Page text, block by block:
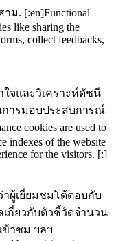
. [:en]Functional
like sharing the
collect feedbacks,
จและวิเคราะห์ดัชนี
การมอบประสบการณ์
cookies are used to
indexes of the website
for the visitors. [:]
าผู้เยี่ยมชมโต้ตอบกับ
เกี่ยวกับตัวชี้วัดจำนวน
ข้าชม ฯลฯ